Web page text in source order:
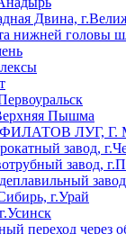
Двина,
нижней
Пышма
ЛУГ, Г.
завод,
завод,
г.Урай
переход через